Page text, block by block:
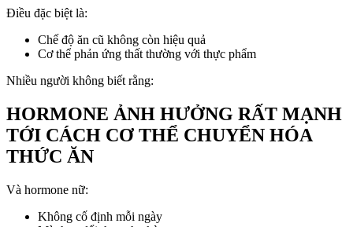
Điều đặc biệt là:
Chế độ ăn cũ không còn hiệu quả
Cơ thể phản ứng thất thường với thực phẩm
Nhiều người không biết rằng:
HORMONE ẢNH HƯỞNG RẤT MẠNH
TỚI CÁCH CƠ THỂ CHUYỂN HÓA
THỨC ĂN
Và hormone nữ:
Không cố định mỗi ngày